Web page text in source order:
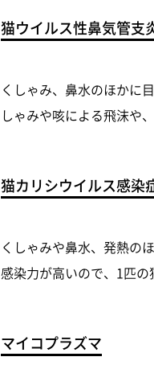
猫ウイルス性鼻気管支
くしゃみ、鼻水のほかに
しゃみや咳による飛沫や
猫カリシウイルス感染
くしゃみや鼻水、発熱の
感染力が高いので、1匹の
マイコプラズマ